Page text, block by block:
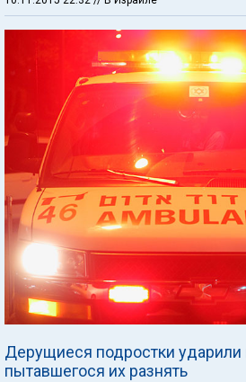
Дерущиеся подростки
пытавшегося их разнять